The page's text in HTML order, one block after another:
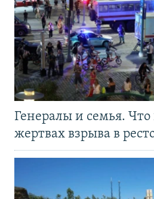
Генералы и семья. Что
жертвах взрыва в